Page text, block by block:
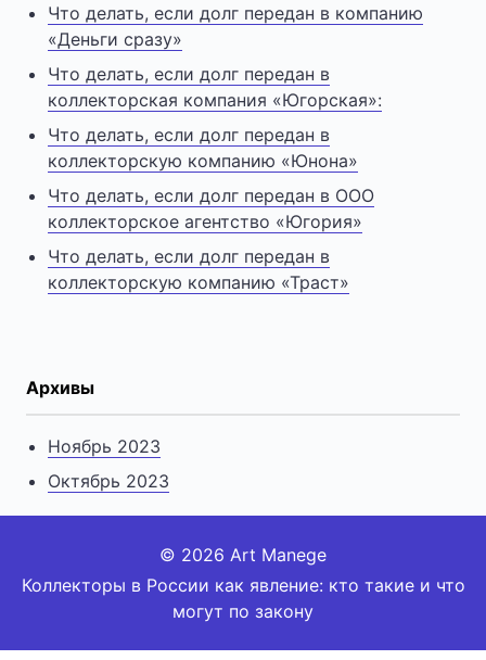
Что делать, если долг передан в компанию
«Деньги сразу»
Что делать, если долг передан в
коллекторская компания «Югорская»:
Что делать, если долг передан в
коллекторскую компанию «Юнона»
Что делать, если долг передан в ООО
коллекторское агентство «Югория»
Что делать, если долг передан в
коллекторскую компанию «Траст»
Архивы
Ноябрь 2023
Октябрь 2023
© 2026 Art Manege
Коллекторы в России как явление: кто такие и что
могут по закону